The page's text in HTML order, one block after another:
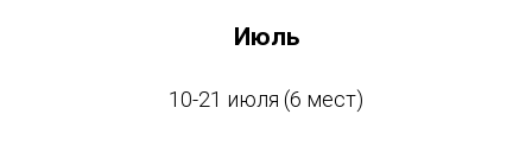
Июль
10-21 июля (6 мест)